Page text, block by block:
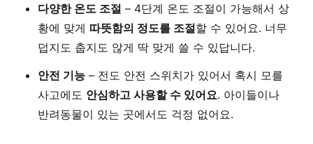
다양한 온도 조절 – 4단계 온도 조절이 가능해서 상
황에 맞게 따뜻함의 정도를 조절할 수 있어요. 너무
덥지도 춥지도 않게 딱 맞게 쓸 수 있답니다.
안전 기능 – 전도 안전 스위치가 있어서 혹시 모를
사고에도 안심하고 사용할 수 있어요. 아이들이나
반려동물이 있는 곳에서도 걱정 없어요.